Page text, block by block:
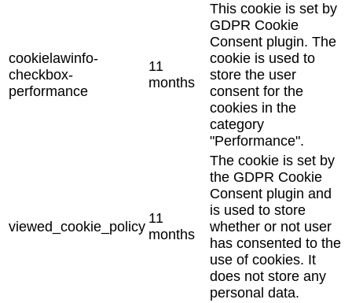
cookielawinfo-
checkbox-
performance
11
months
This cookie is set by
GDPR Cookie
Consent plugin. The
cookie is used to
store the user
consent for the
cookies in the
category
"Performance".
viewed_cookie_policy
11
months
The cookie is set by
the GDPR Cookie
Consent plugin and
is used to store
whether or not user
has consented to the
use of cookies. It
does not store any
personal data.